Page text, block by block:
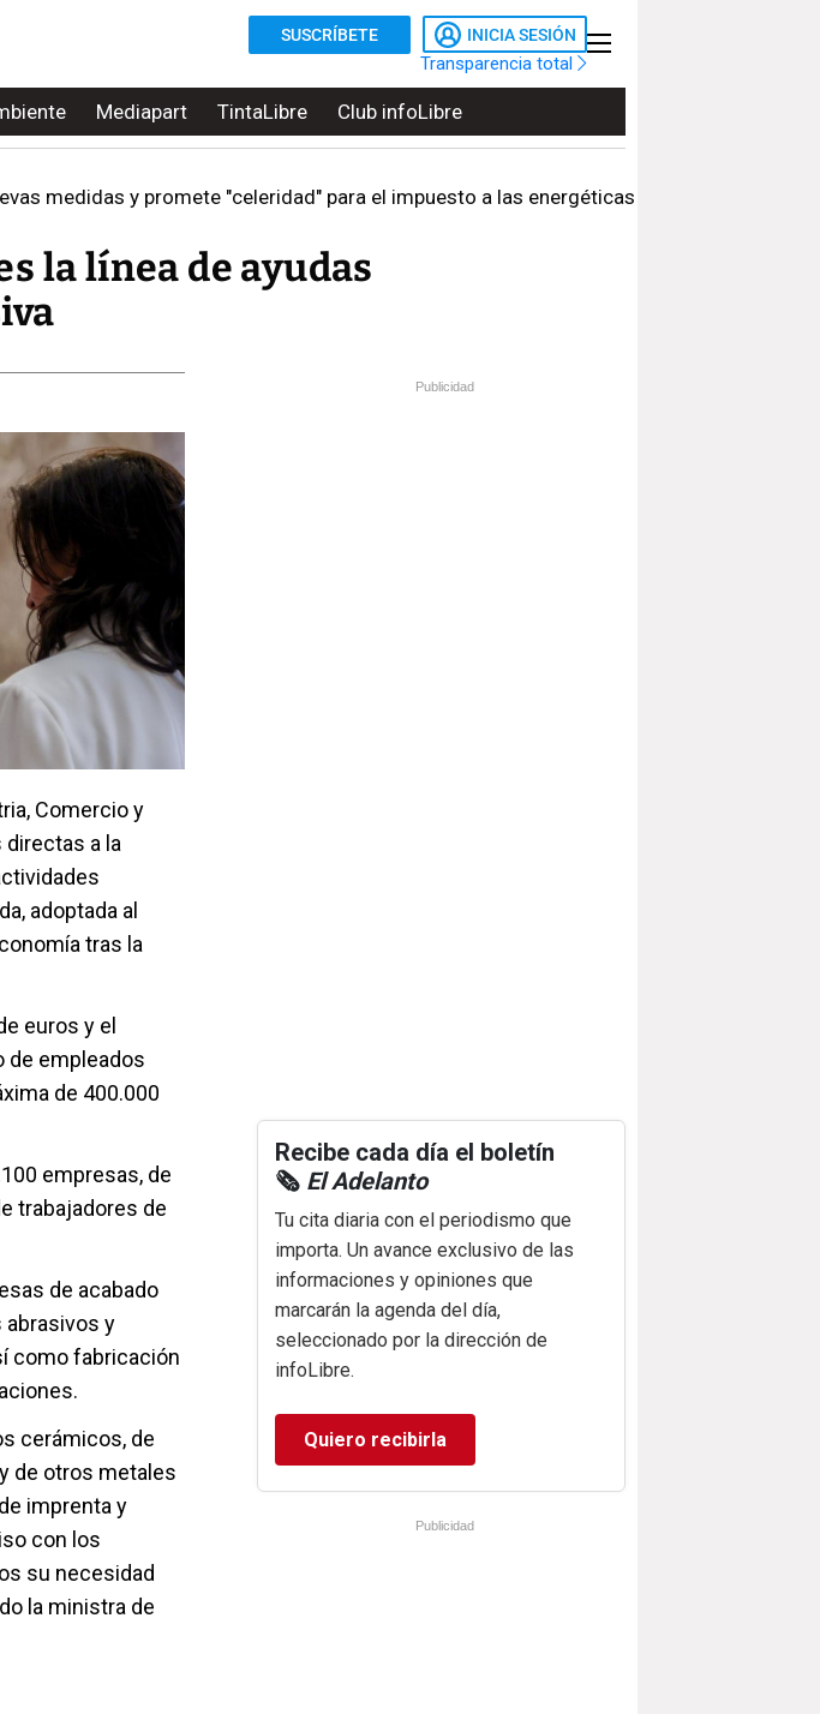
SUSCRÍBETE INICIA SESIÓN
Transparencia total
Mediapart TintaLibre Club infoLibre
medidas y promete "celeridad" para el impuesto a las energéticas
la línea de ayudas
Comercio y
directas a la
adoptada al
tras la
euros y el
de empleados
de 400.000
empresas, de
trabajadores de
de acabado
y
como fabricación
cerámicos, de
de otros metales
imprenta y
con los
su necesidad
la ministra de
Publicidad
Recibe cada día el boletín
🗞️ El Adelanto
Tu cita diaria con el periodismo que
importa. Un avance exclusivo de las
informaciones y opiniones que
marcarán la agenda del día,
seleccionado por la dirección de
infoLibre.
Quiero recibirla
Publicidad